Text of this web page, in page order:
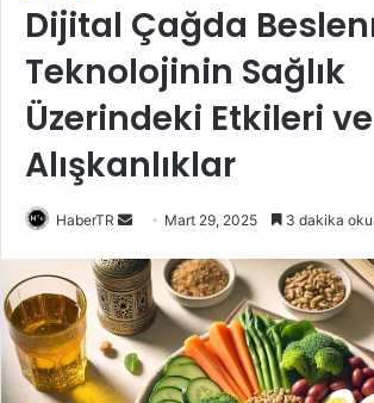
Dijital Çağda
Teknolojinin Sağlık
Üzerindeki Etkileri
Alışkanlıklar
HaberTR
Bir
posta
göndermek
Mart 29, 2025 3 dakika